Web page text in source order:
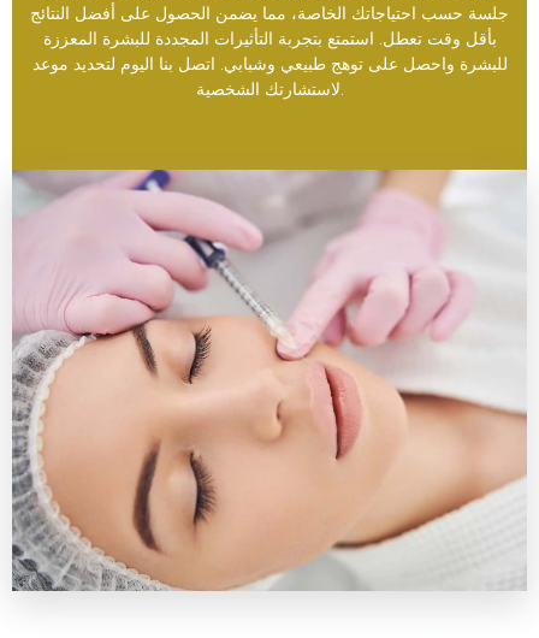
جلسة حسب احتياجاتك الخاصة، مما يضمن الحصول على أفضل النتائج
بأقل وقت تعطل. استمتع بتجربة التأثيرات المجددة للبشرة المعززة
للبشرة واحصل على توهج طبيعي وشبابي. اتصل بنا اليوم لتحديد موعد
لاستشارتك الشخصية.